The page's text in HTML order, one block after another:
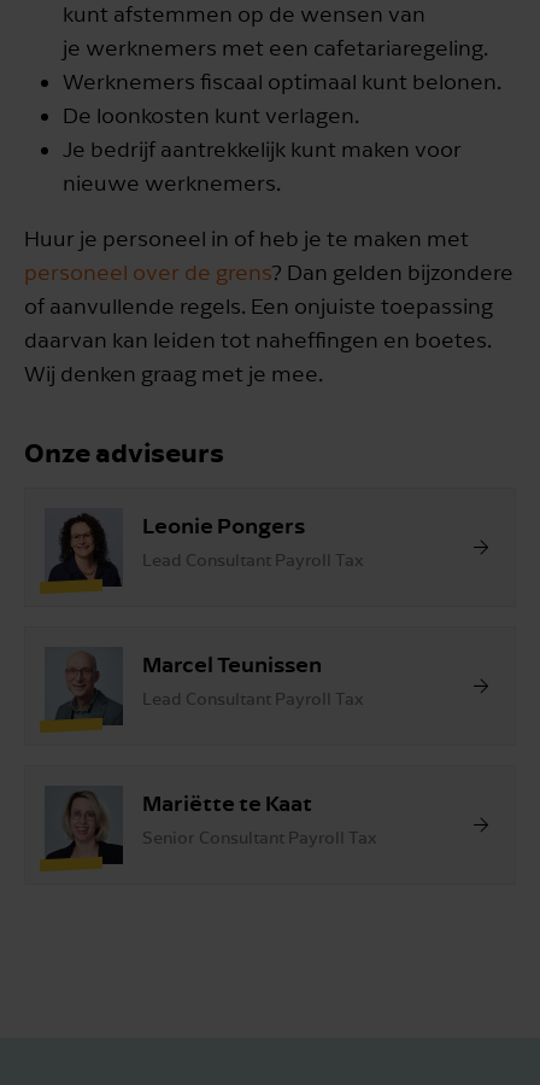
kunt afstemmen op de wensen van
je werknemers met een cafetariaregeling.
Werknemers fiscaal optimaal kunt belonen.
De loonkosten kunt verlagen.
Je bedrijf aantrekkelijk kunt maken voor
nieuwe werknemers.
Huur je personeel in of heb je te maken met
personeel over de grens? Dan gelden bijzondere
of aanvullende regels. Een onjuiste toepassing
daarvan kan leiden tot naheffingen en boetes.
Wij denken graag met je mee.
Onze adviseurs
Leonie Pongers
Lead Consultant Payroll Tax
Marcel Teunissen
Lead Consultant Payroll Tax
Mariëtte te Kaat
Senior Consultant Payroll Tax